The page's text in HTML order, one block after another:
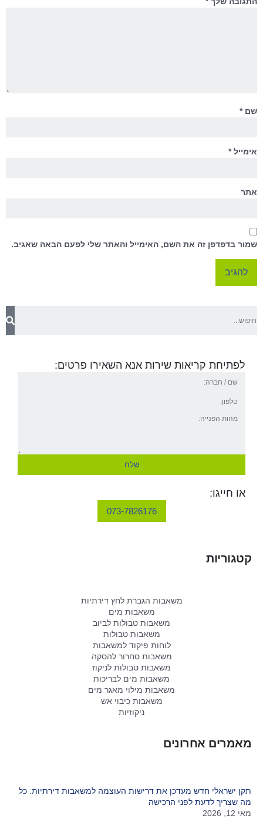
שם*
אימייל*
אתר
שמור בדפדפן זה את השם, האימייל והאתר שלי לפעם הבאה שאגיב.
לפתיחת קריאות שירות אנא השאירו פרטים:
שלח
או חייגו:
073-7826176
קטגוריות
משאבות הגברת לחץ דירתיות
משאבות מים
משאבות טבולות לביוב
משאבות טבולות
לוחות פיקוד למשאבות
משאבות סחרור להסקה
משאבות טבולות לניקוז
משאבות מים לבריכות
משאבות מילוי מאגר מים
משאבות כיבוי אש
ניקוזיות
מאמרים אחרונים
תקן ישראלי חדש מעדכן את דרישות העוצמה למשאבות דירתיות: כל
מה שצריך לדעת לפני הרכישה
מאי 12, 2026